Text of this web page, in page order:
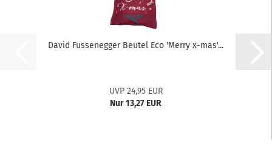
David Fussenegger Beutel Eco 'Merry x-mas'...
UVP 24,95 EUR
Nur 13,27 EUR